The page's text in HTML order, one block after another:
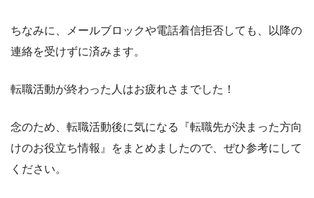
ちなみに、
メールブロックや電話着信拒否しても、以降の
連絡を受けずに済みます。
転職活動が終わった人はお疲れさまでした！
念のため、転職活動後に気になる『転職先が決まった方向
けのお役立ち情報』をまとめましたので、ぜひ参考にして
ください。